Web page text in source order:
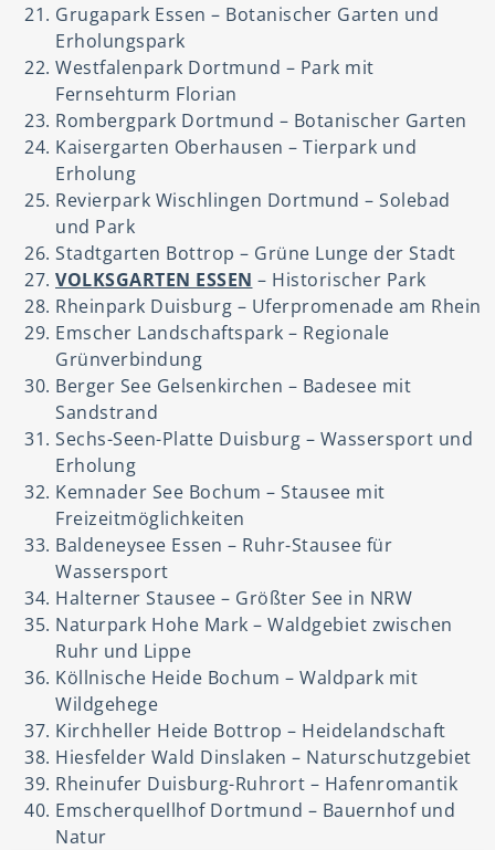
Grugapark Essen – Botanischer Garten und
Erholungspark
Westfalenpark Dortmund – Park mit
Fernsehturm Florian
Rombergpark Dortmund – Botanischer Garten
Kaisergarten Oberhausen – Tierpark und
Erholung
Revierpark Wischlingen Dortmund – Solebad
und Park
Stadtgarten Bottrop – Grüne Lunge der Stadt
VOLKSGARTEN ESSEN – Historischer Park
Rheinpark Duisburg – Uferpromenade am Rhein
Emscher Landschaftspark – Regionale
Grünverbindung
Berger See Gelsenkirchen – Badesee mit
Sandstrand
Sechs-Seen-Platte Duisburg – Wassersport und
Erholung
Kemnader See Bochum – Stausee mit
Freizeitmöglichkeiten
Baldeneysee Essen – Ruhr-Stausee für
Wassersport
Halterner Stausee – Größter See in NRW
Naturpark Hohe Mark – Waldgebiet zwischen
Ruhr und Lippe
Köllnische Heide Bochum – Waldpark mit
Wildgehege
Kirchheller Heide Bottrop – Heidelandschaft
Hiesfelder Wald Dinslaken – Naturschutzgebiet
Rheinufer Duisburg-Ruhrort – Hafenromantik
Emscherquellhof Dortmund – Bauernhof und
Natur